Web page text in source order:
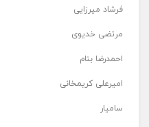
فرشاد میرزایی
مرتضی خدیوی
احمدرضا بنام
امیرعلی کریمخانی
سامیار